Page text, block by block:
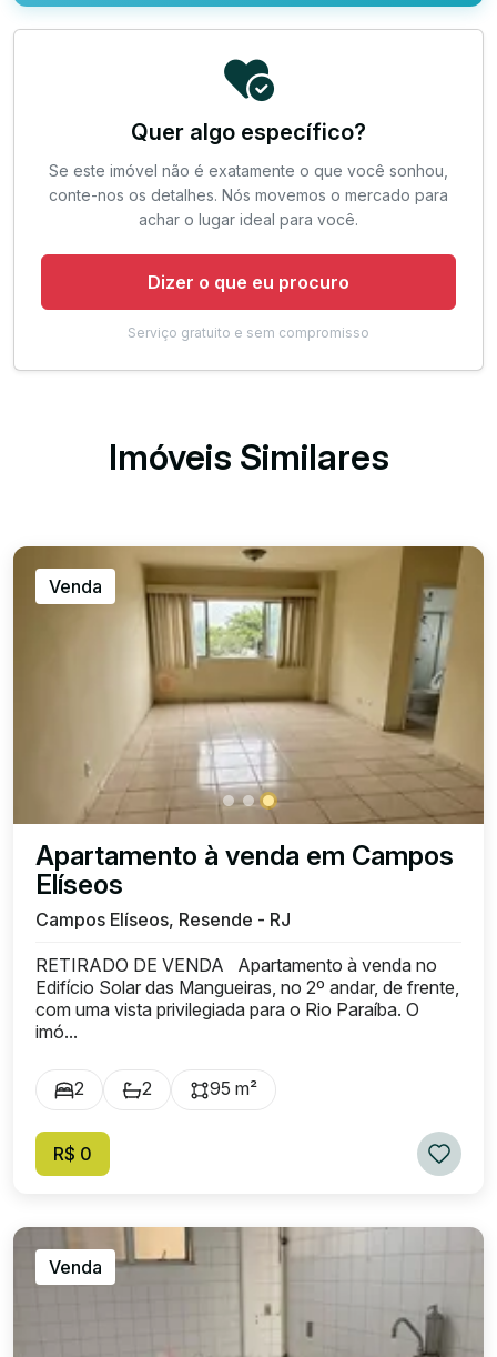
Quer algo específico?
Se este imóvel não é exatamente o que você sonhou,
conte-nos os detalhes. Nós movemos o mercado para
achar o lugar ideal para você.
Dizer o que eu procuro
Serviço gratuito e sem compromisso
Imóveis Similares
Venda
Apartamento à venda em Campos
Elíseos
Campos Elíseos, Resende - RJ
RETIRADO DE VENDA Apartamento à venda no
Edifício Solar das Mangueiras, no 2º andar, de frente,
com uma vista privilegiada para o Rio Paraíba. O
imó...
2 2 95 m²
R$ 0
Venda